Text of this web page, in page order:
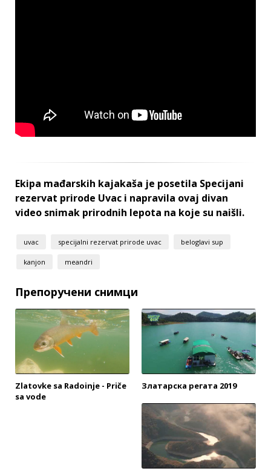
Ekipa mađarskih kajakaša je posetila Specijani
rezervat prirode Uvac i napravila ovaj divan
video snimak prirodnih lepota na koje su naišli.
uvac specijalni rezervat prirode uvac beloglavi sup
kanjon meandri
Препоручени снимци
Zlatovke sa Radoinje - Priče
sa vode
Златарска регата 2019